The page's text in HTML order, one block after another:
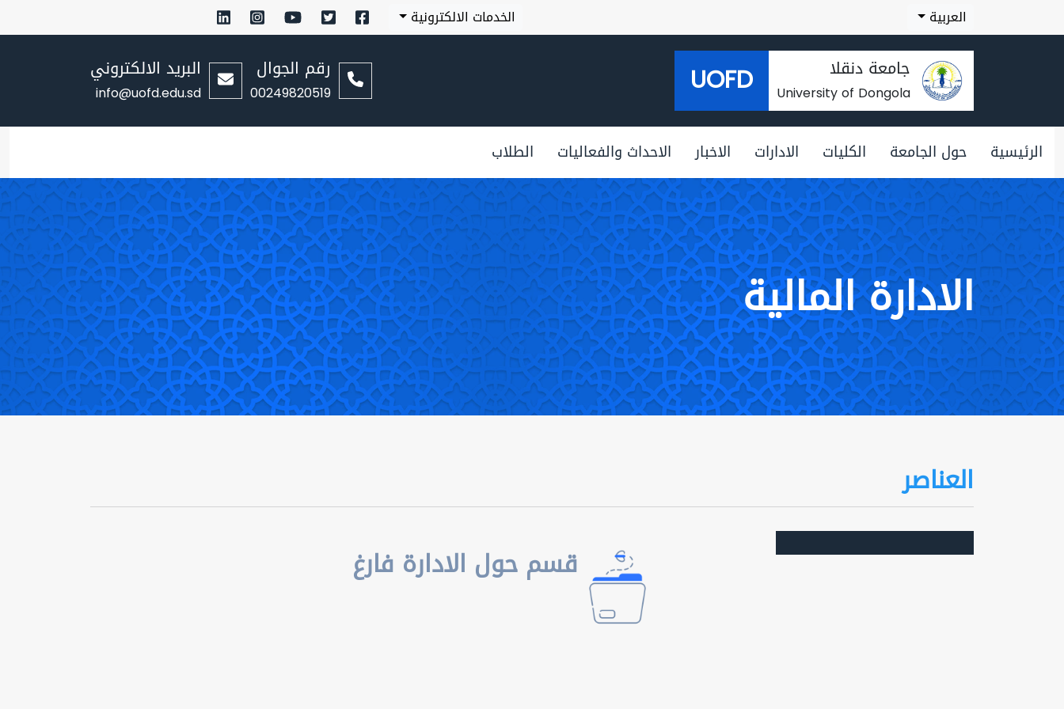
العربية الخدمات الالكترونية
جامعة دنقلا
University of Dongola
UOFD رقم الجوال
00249820519
البريد الالكتروني
info@uofd.edu.sd
الرئيسية حول الجامعة الكليات الادارات الاخبار الاحداث والفعاليات الطلاب
الادارة المالية
العناصر
قسم حول الادارة فارغ